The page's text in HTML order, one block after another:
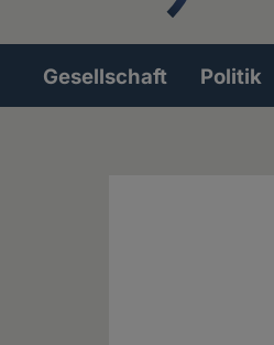
Hauptnavigation
Gesellschaft Politik